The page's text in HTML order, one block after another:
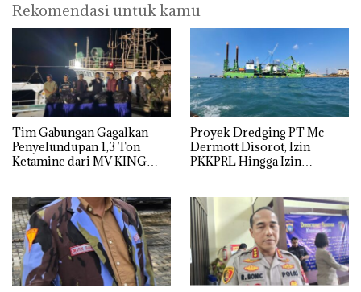
Rekomendasi untuk kamu
Tim Gabungan Gagalkan
Penyelundupan 1,3 Ton
Ketamine dari MV KING
Proyek Dredging PT Mc
Dermott Disorot, Izin
PKKPRL Hingga Izin